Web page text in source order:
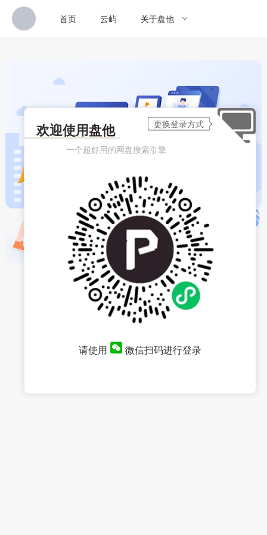
首页 云屿 关于盘他
欢迎使用盘他
一个超好用的网盘搜索引擎
请使用 微信扫码进行登录